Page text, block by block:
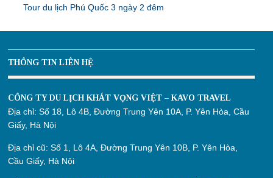
Tour du lịch Phú Quốc 3 ngày 2 đêm
THÔNG TIN LIÊN HỆ
CÔNG TY DU LỊCH KHÁT VỌNG VIỆT – KAVO TRAVEL
Địa chỉ:Số 18, Lô 4B, Đường Trung Yên 10A, P. Yên Hòa, Cầu
Giấy, Hà Nội
Địa chỉ cũ:Số 1, Lô 4A, Đường Trung Yên 10B, P. Yên Hòa,
Cầu Giấy, Hà Nội